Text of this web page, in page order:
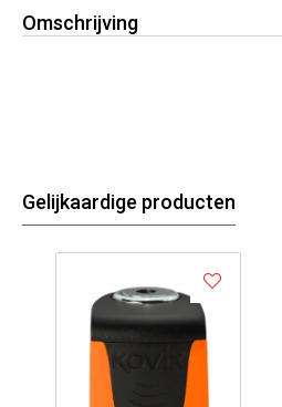
Omschrijving
Gelijkaardige producten